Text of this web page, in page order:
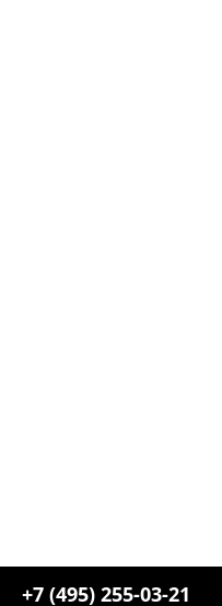
+7 (495) 255-03-21